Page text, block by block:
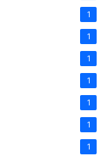
1
1
1
1
1
1
1